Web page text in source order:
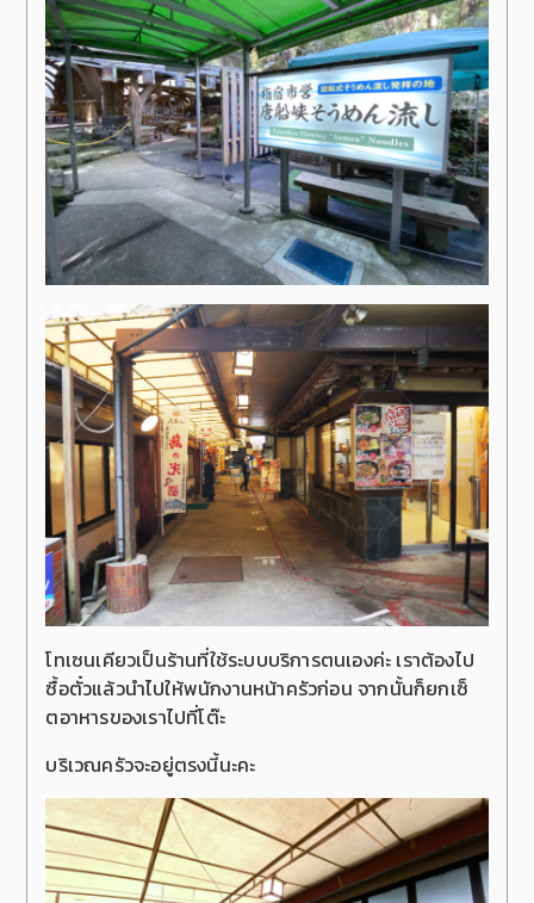
โทเซนเคียวเป็นร้านที่ใช้ระบบบริการตนเองค่ะ เราต้องไป
ซื้อตั๋วแล้วนำไปให้พนักงานหน้าครัวก่อน จากนั้นก็ยกเซ็
ตอาหารของเราไปที่โต๊ะ
บริเวณครัวจะอยู่ตรงนี้นะคะ